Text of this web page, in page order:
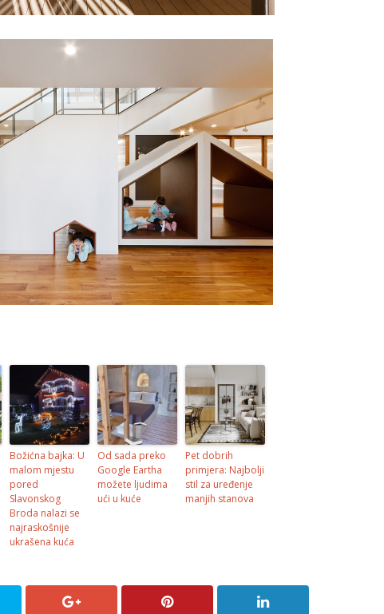
Božićna bajka: U
malom mjestu
pored
Slavonskog
Broda nalazi se
najraskošnije
ukrašena kuća
Od sada preko
Google Eartha
možete ljudima
ući u kuće
Pet dobrih
primjera: Najbolji
stil za uređenje
manjih stanova